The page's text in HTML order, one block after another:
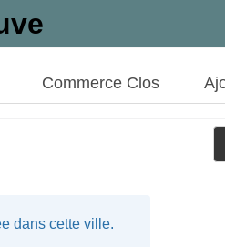
Commerce Clos
dans cette ville.